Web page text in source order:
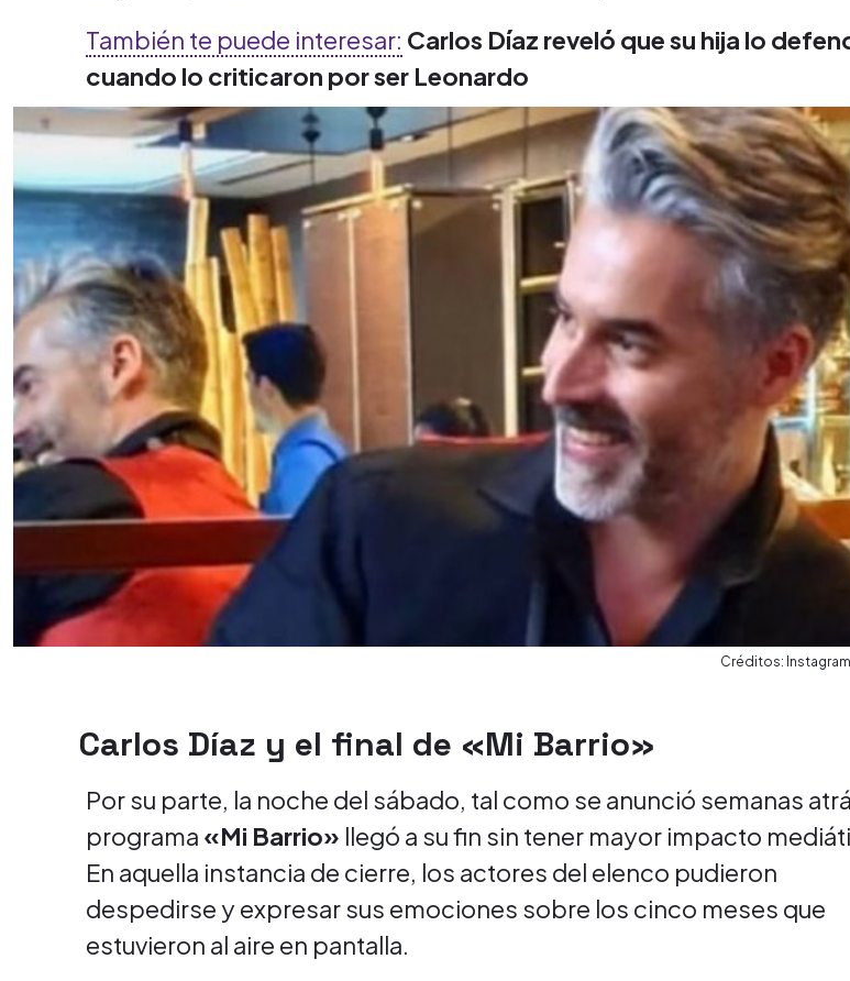
También te puede interesar: Carlos Díaz reveló que su hija lo
cuando lo criticaron por ser Leonardo
Créditos:
Carlos Díaz y el final de «Mi Barrio»
Por su parte, la noche del sábado, tal como se anunció semanas
programa «Mi Barrio» llegó a su fin sin tener mayor impacto
En aquella instancia de cierre, los actores del elenco pudieron
despedirse y expresar sus emociones sobre los cinco meses que
estuvieron al aire en pantalla.